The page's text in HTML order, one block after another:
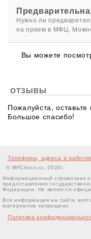
Нужно ли
на прием в МФЦ.
Вы можете
ОТЗЫВЫ
Пожалуйста,
Большое спасибо!
Телефоны, адреса и
© MFCdocs.ru, 2026г.
Информационный справочник
предоставления
Федерации. Не является
Вся информация на сайте
материалов запрещено
Политика